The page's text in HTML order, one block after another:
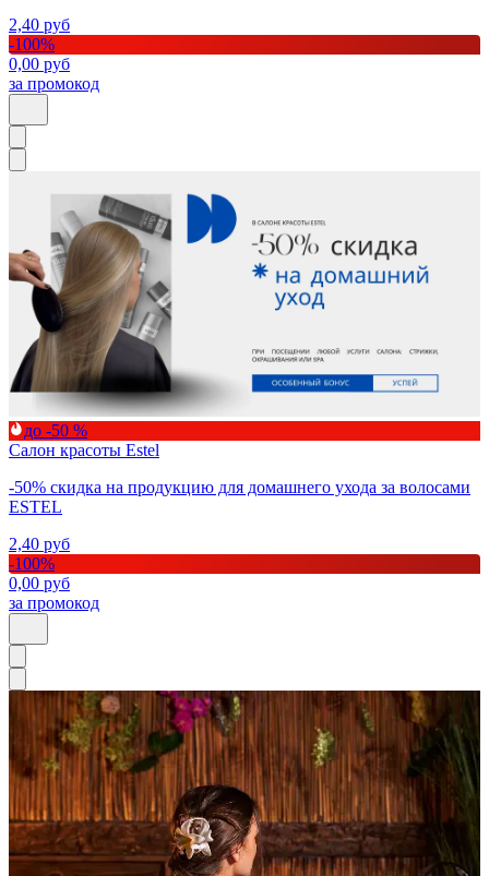
2,40 руб
-100%
0,00 руб
за промокод
до -50 %
Салон красоты Estel
-50% скидка на продукцию для домашнего ухода за волосами
ESTEL
2,40 руб
-100%
0,00 руб
за промокод